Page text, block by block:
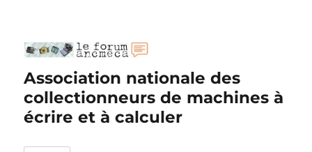
Association nationale des
collectionneurs de machines à
écrire et à calculer